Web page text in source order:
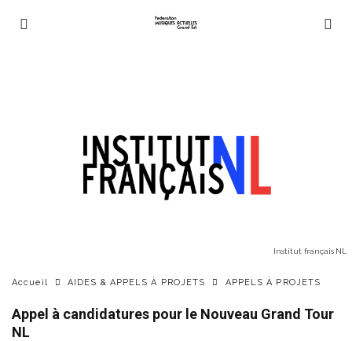
Institut français NL
Accueil AIDES & APPELS À PROJETS APPELS À PROJETS
Appel à candidatures pour le Nouveau Grand Tour
NL